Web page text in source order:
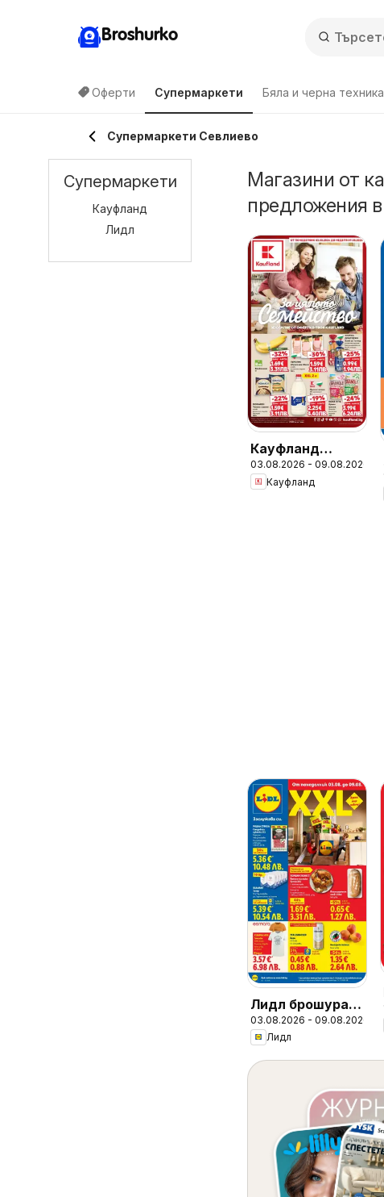
Broshurko
Оферти Супермаркети Бяла и черна техника
Супермаркети Севлиево
Магазини от
предложения
Кауфланд
брошура Сливен
- Предложения
03.08.2026 - 09.08.2026
Кауфланд
Лидл брошура -
Вкусни моменти
край грила
03.08.2026 - 09.08.2026
Лидл
Супермаркети
Кауфланд
Лидл